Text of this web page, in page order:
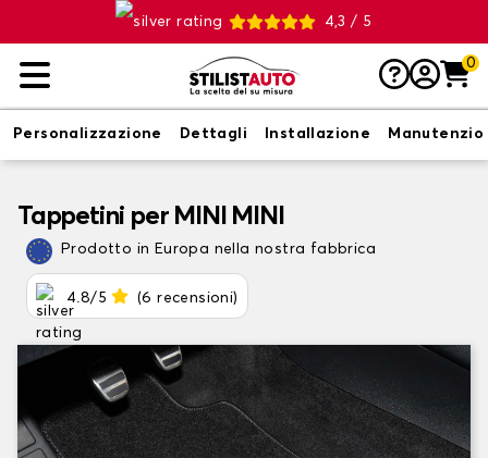
4,3 / 5
0
Personalizzazione Dettagli Installazione
Tappetini per MINI MINI
Prodotto in Europa nella nostra fabbrica
4.8/5 (6 recensioni)